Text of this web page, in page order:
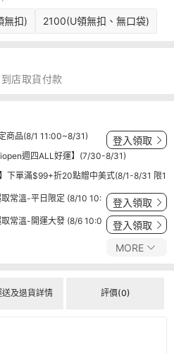
無扣) 2100(U領無扣、無口袋)
店取貨付款
商品(8/1 11:00~8/31) 登入領取
週四ALL好運】(7/30-8/31)
】下單滿$99+折20點贈中美式(8/1-8/31 限1
常溫-平日限定 (8/10 10:
登入領取
常溫-開運大發 (8/6 10:0
登入領取
MORE
送及退貨詳情 評價(0)